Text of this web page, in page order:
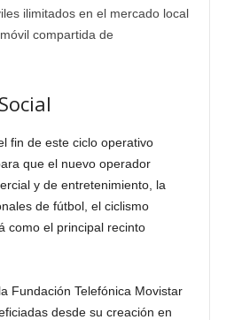
ilimitados en el mercado local
compartida de
fin de este ciclo operativo
que el nuevo operador
y de entretenimiento, la
de fútbol, el ciclismo
como el principal recinto
Fundación Telefónica Movistar
desde su creación en